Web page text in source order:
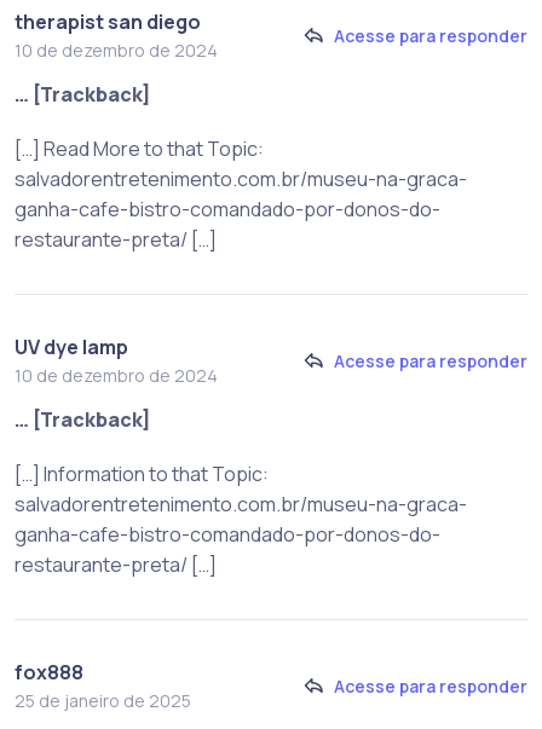
therapist san diego
10 de dezembro de 2024
Acesse para responder
… [Trackback]
[…] Read More to that Topic:
salvadorentretenimento.com.br/museu-na-graca-
ganha-cafe-bistro-comandado-por-donos-do-
restaurante-preta/ […]
UV dye lamp
10 de dezembro de 2024
Acesse para responder
… [Trackback]
[…] Information to that Topic:
salvadorentretenimento.com.br/museu-na-graca-
ganha-cafe-bistro-comandado-por-donos-do-
restaurante-preta/ […]
fox888
25 de janeiro de 2025
Acesse para responder